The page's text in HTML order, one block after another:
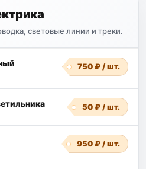
световые линии и треки.
750 ₽ / шт.
50 ₽ / шт.
950 ₽ / шт.